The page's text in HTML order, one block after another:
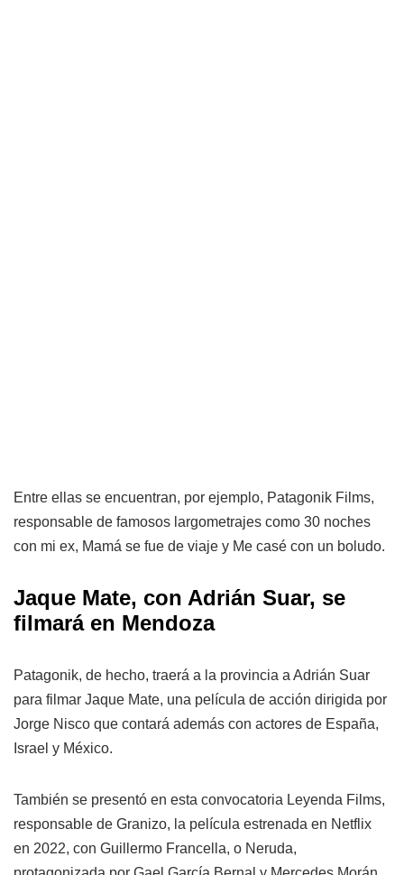
Entre ellas se encuentran, por ejemplo, Patagonik Films,
responsable de famosos largometrajes como 30 noches
con mi ex, Mamá se fue de viaje y Me casé con un boludo.
Jaque Mate, con Adrián Suar, se
filmará en Mendoza
Patagonik, de hecho, traerá a la provincia a Adrián Suar
para filmar Jaque Mate, una película de acción dirigida por
Jorge Nisco que contará además con actores de España,
Israel y México.
También se presentó en esta convocatoria Leyenda Films,
responsable de Granizo, la película estrenada en Netflix
en 2022, con Guillermo Francella, o Neruda,